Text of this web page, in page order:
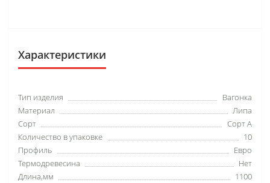
Характеристики
Тип изделия
Вагонка
Материал
Липа
Сорт
Сорт А
Количество в упаковке
10
Профиль
Евро
Термодревесина
Нет
Длина,мм
1100